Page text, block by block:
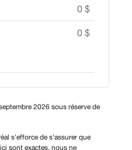
0 $
0 $
2026 sous réserve de
s'efforce de s'assurer que
sont exactes, nous ne